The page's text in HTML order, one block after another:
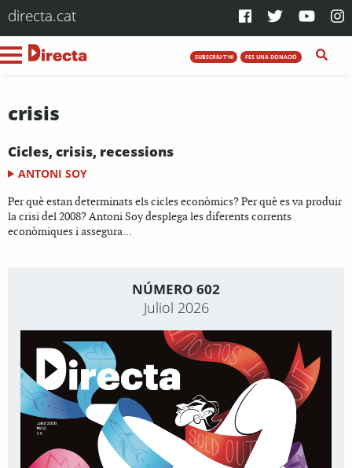
directa.cat
SUBSCRIU-T'HI FES UNA DONACIÓ
crisis
Cicles, crisis, recessions
ANTONI SOY
Per què estan determinats els cicles econòmics? Per què es va produir
la crisi del 2008? Antoni Soy desplega les diferents corrents
econòmiques i assegura...
NÚMERO 602
Juliol 2026